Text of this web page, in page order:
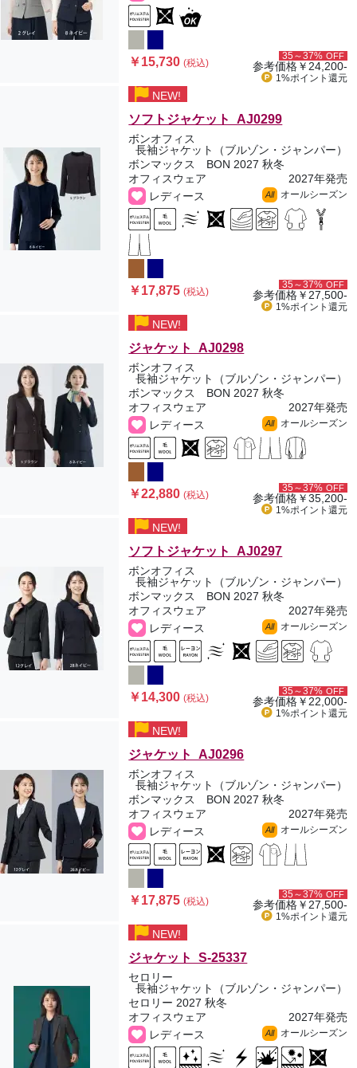
￥15,730(税込)
35～37% OFF
参考価格￥24,200-
1%ポイント 還元
NEW!
ソフトジャケット AJ0299
ボンオフィス
長袖ジャケット（ブルゾン・ジャンパー）
ボンマックス BON 2027 秋冬
オフィスウェア
2027年発売
レディース
All オールシーズン
￥17,875(税込)
35～37% OFF
参考価格￥27,500-
1%ポイント 還元
NEW!
ジャケット AJ0298
ボンオフィス
長袖ジャケット（ブルゾン・ジャンパー）
ボンマックス BON 2027 秋冬
オフィスウェア
2027年発売
レディース
All オールシーズン
￥22,880(税込)
35～37% OFF
参考価格￥35,200-
1%ポイント 還元
NEW!
ソフトジャケット AJ0297
ボンオフィス
長袖ジャケット（ブルゾン・ジャンパー）
ボンマックス BON 2027 秋冬
オフィスウェア
2027年発売
レディース
All オールシーズン
￥14,300(税込)
35～37% OFF
参考価格￥22,000-
1%ポイント 還元
NEW!
ジャケット AJ0296
ボンオフィス
長袖ジャケット（ブルゾン・ジャンパー）
ボンマックス BON 2027 秋冬
オフィスウェア
2027年発売
レディース
All オールシーズン
￥17,875(税込)
35～37% OFF
参考価格￥27,500-
1%ポイント 還元
NEW!
ジャケット S-25337
セロリー
長袖ジャケット（ブルゾン・ジャンパー）
セロリー 2027 秋冬
オフィスウェア
2027年発売
レディース
All オールシーズン